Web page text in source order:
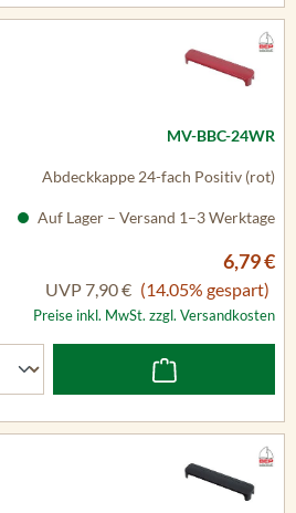
MV-BBC-24WR
Abdeckkappe 24-fach Positiv (rot)
Auf Lager – Versand 1–3 Werktage
6,79 €
UVP 7,90 € (14.05% gespart)
Preise inkl. MwSt. zzgl. Versandkosten